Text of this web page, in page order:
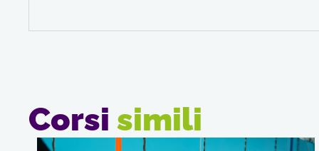
Corsi simili